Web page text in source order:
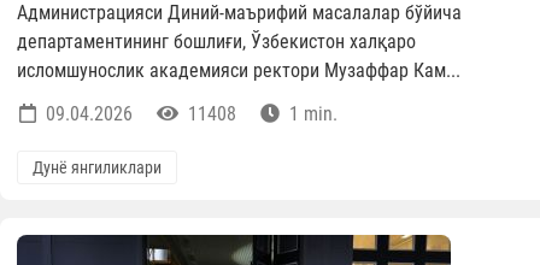
Администрацияси Диний-маърифий масалалар бўйича
департаментининг бошлиғи, Ўзбекистон халқаро
исломшунослик академияси ректори Музаффар Кам...
09.04.2026
11408 1 min.
Дунё янгиликлари